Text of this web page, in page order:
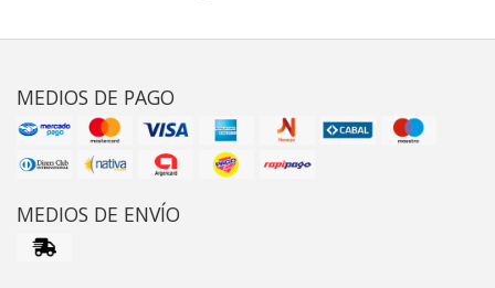
MEDIOS DE PAGO
MEDIOS DE ENVÍO